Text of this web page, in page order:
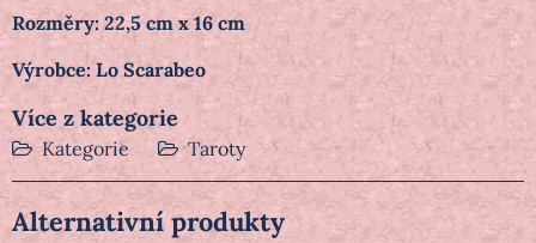
Rozměry: 22,5 cm x 16 cm
Výrobce: Lo Scarabeo
Více z kategorie
Kategorie Taroty
Alternativní produkty